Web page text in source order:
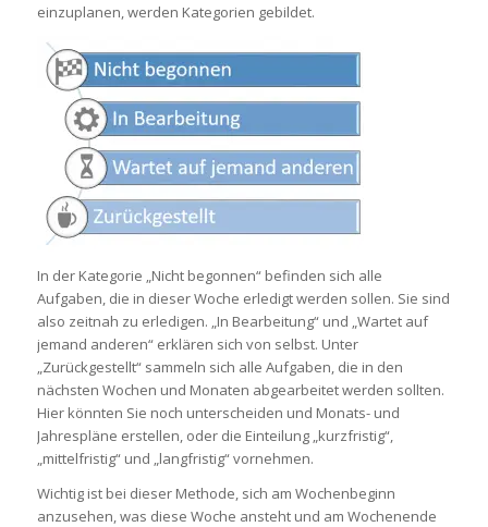
einzuplanen, werden Kategorien gebildet.
In der Kategorie „Nicht begonnen“ befinden sich alle
Aufgaben, die in dieser Woche erledigt werden sollen. Sie sind
also zeitnah zu erledigen. „In Bearbeitung“ und „Wartet auf
jemand anderen“ erklären sich von selbst. Unter
„Zurückgestellt“ sammeln sich alle Aufgaben, die in den
nächsten Wochen und Monaten abgearbeitet werden sollten.
Hier könnten Sie noch unterscheiden und Monats- und
Jahrespläne erstellen, oder die Einteilung „kurzfristig“,
„mittelfristig“ und „langfristig“ vornehmen.
Wichtig ist bei dieser Methode, sich am Wochenbeginn
anzusehen, was diese Woche ansteht und am Wochenende